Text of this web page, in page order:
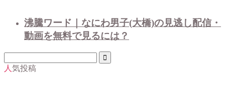
沸騰ワード｜なにわ男子(大橋)の見逃し配信・
動画を無料で見るには？
人気投稿